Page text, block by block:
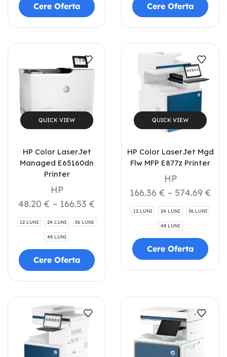
Cere Oferta Cere Oferta
QUICK VIEW
HP Color LaserJet
Managed E65160dn
Printer
HP
48.20 € – 166.53 €
12 LUNI 24 LUNI 36 LUNI
48 LUNI
Cere Oferta
QUICK VIEW
HP Color LaserJet Mgd
Flw MFP E877z Printer
HP
166.36 € – 574.69 €
12 LUNI 24 LUNI 36 LUNI
48 LUNI
Cere Oferta